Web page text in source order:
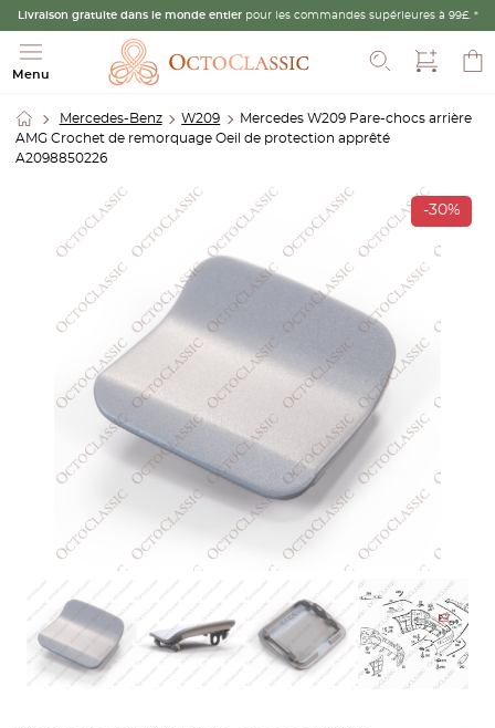
Livraison gratuite dans le monde entier pour les commandes supérieures à 99£. *
Menu
Recherche
Mercedes-Benz W209
Mercedes W209 Pare-chocs arrière
AMG Crochet de remorquage Oeil de protection apprêté
A2098850226
-30%